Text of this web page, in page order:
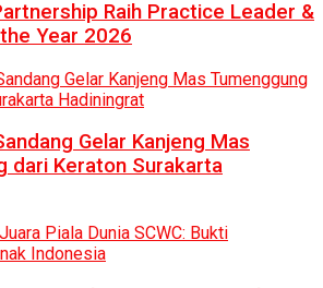
Raih Practice Leader &
Year 2026
Gelar Kanjeng Mas
dari Keraton Surakarta